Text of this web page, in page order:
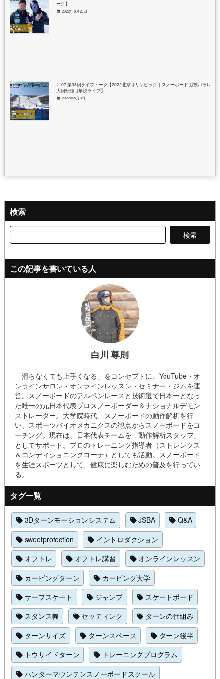
ーク】
2022年8月20日
#107 第38回ライブトーク【2022北京オリンピック｜スノーボード 競技パラレル
大回転種目解説ライブ】
2022年8月3日
検索
この記事を書いている人
白川 尊則
「滑らなくても上手くなる」をコンセプトに、YouTube・オ
ンラインサロン・オンラインレッスン・セミナー・ジムを運
営。スノーボードのアルペンレースと技術選で日本一となっ
た唯一の元日本代表プロスノーボーダー＆ナショナルデモン
ストレーター。大学院時代、スノーボードの動作解析を行
い、スポーツバイオメカニクスの観点からスノーボードをコ
ーチング。現在は、日本代表チームを「動作解析スタッフ」
としてサポート。プロのトレーニング指導者（ストレングス
＆コンディショニングコーチ）としても活動。スノーボード
を生涯スポーツとして、健康に楽しむための普及を行ってい
る。
タグ一覧
3Dターンモーションシステム JSBA
Q&A
sweetprotection
イントロダクション
オフトレ
オフトレ講習
オンラインレッスン
カービングターン
カービング大学
サーフスケート
ジャンプ
スケートボード
スタンス幅
セッティング
ターンの仕組み
ターンサイズ
ターンスペース
ターン後半
トウサイドターン
トレーニングプログラム
ハンターマウンテンスノーボードスクール